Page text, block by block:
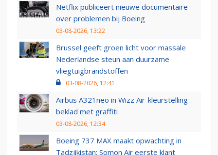
Netflix publiceert nieuwe documentaire
over problemen bij Boeing
03-08-2026, 13:22
Brussel geeft groen licht voor massale
Nederlandse steun aan duurzame
vliegtuigbrandstoffen
03-08-2026, 12:41
Airbus A321neo in Wizz Air-kleurstelling
beklad met graffiti
03-08-2026, 12:34
Boeing 737 MAX maakt opwachting in
Tadzjikistan: Somon Air eerste klant